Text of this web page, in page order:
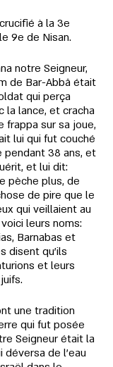
à la 3e
9e de Nisan.
notre Seigneur,
de Bar-Abbâ était
qui perça
la lance, et cracha
frappa sur sa joue,
lui qui fut couché
pendant 38 ans, et
et lui dit:
pèche plus, de
de pire que le
qui veillaient au
leurs noms:
Barnabas et
disent qu’ils
et leurs
une tradition
qui fut posée
Seigneur était la
déversa de l'eau